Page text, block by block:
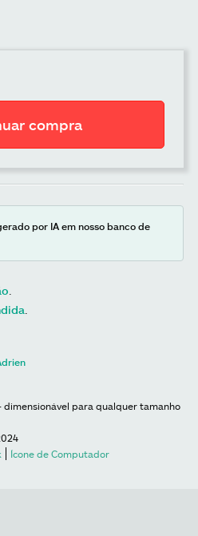
compra
por IA em nosso banco de
dimensionável para qualquer tamanho
Ícone de Computador